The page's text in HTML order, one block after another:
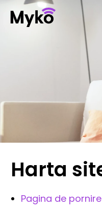
Harta
Pagina de pornire